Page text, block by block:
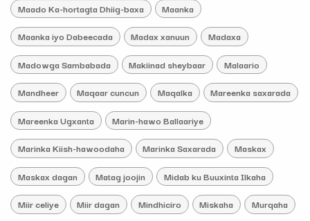
Maado Ka-hortagta Dhiig-baxa Maanka
Maanka iyo Dabeecada Madax xanuun Madaxa
Madowga Sambabada Makiinad sheybaar Malaario
Mandheer Maqaar cuncun Maqalka Mareenka saxarada
Mareenka Ugxanta Marin-hawo Ballaariye
Marinka Kiish-hawoodaha Marinka Saxarada Maskax
Maskax dagan Matag joojin Midab ku Buuxinta Ilkaha
Miir celiye Miir dagan Mindhiciro Miskaha Murqaha